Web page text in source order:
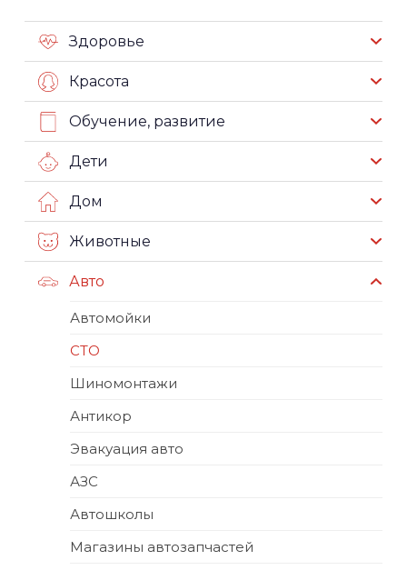
Здоровье
Красота
Обучение, развитие
Дети
Дом
Животные
Авто
Автомойки
СТО
Шиномонтажи
Антикор
Эвакуация авто
АЗС
Автошколы
Магазины автозапчастей